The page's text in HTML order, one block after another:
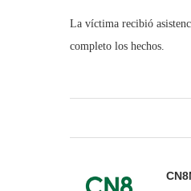
La víctima recibió
completo los hechos.